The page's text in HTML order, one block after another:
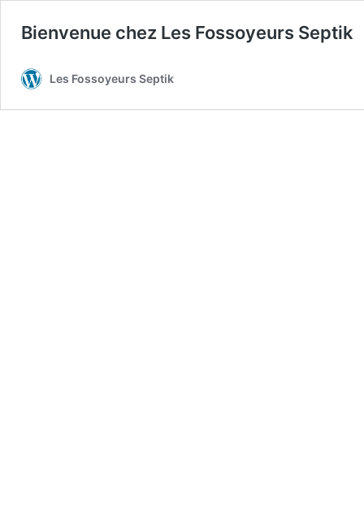
Bienvenue chez Les Fossoyeurs Septik
Les Fossoyeurs Septik